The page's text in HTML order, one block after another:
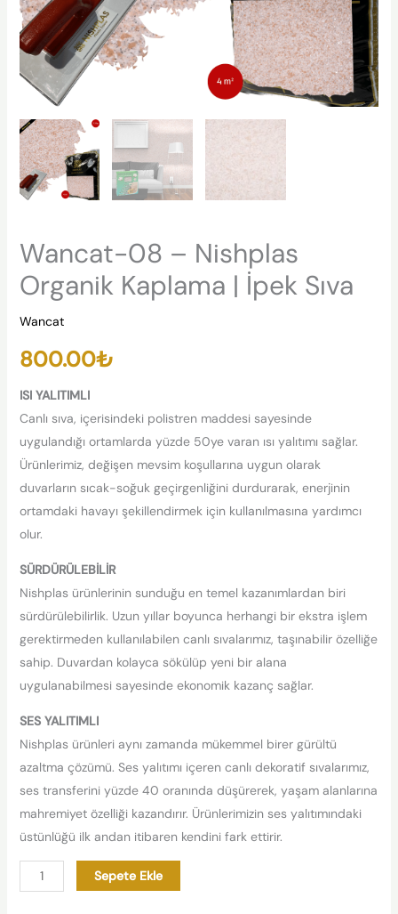
Wancat-08 – Nishplas
Organik Kaplama | İpek Sıva
Wancat
800.00₺
ISI YALITIMLI
Canlı sıva, içerisindeki polistren maddesi sayesinde
uygulandığı ortamlarda yüzde 50ye varan ısı yalıtımı sağlar.
Ürünlerimiz, değişen mevsim koşullarına uygun olarak
duvarların sıcak-soğuk geçirgenliğini durdurarak, enerjinin
ortamdaki havayı şekillendirmek için kullanılmasına yardımcı
olur.
SÜRDÜRÜLEBİLİR
Nishplas ürünlerinin sunduğu en temel kazanımlardan biri
sürdürülebilirlik. Uzun yıllar boyunca herhangi bir ekstra işlem
gerektirmeden kullanılabilen canlı sıvalarımız, taşınabilir özelliğe
sahip. Duvardan kolayca sökülüp yeni bir alana
uygulanabilmesi sayesinde ekonomik kazanç sağlar.
SES YALITIMLI
Nishplas ürünleri aynı zamanda mükemmel birer gürültü
azaltma çözümü. Ses yalıtımı içeren canlı dekoratif sıvalarımız,
ses transferini yüzde 40 oranında düşürerek, yaşam alanlarına
mahremiyet özelliği kazandırır. Ürünlerimizin ses yalıtımındaki
üstünlüğü ilk andan itibaren kendini fark ettirir.
Sepete Ekle